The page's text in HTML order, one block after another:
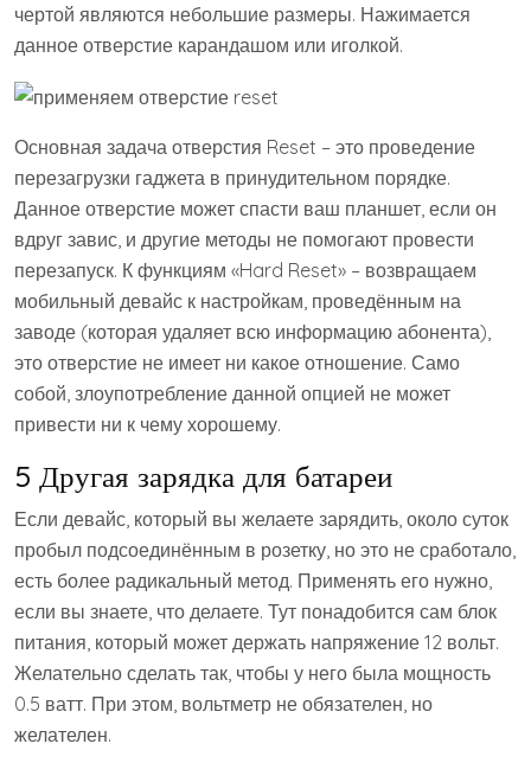
чертой являются небольшие размеры. Нажимается
данное отверстие карандашом или иголкой.
Основная задача отверстия Reset – это проведение
перезагрузки гаджета в принудительном порядке.
Данное отверстие может спасти ваш планшет, если он
вдруг завис, и другие методы не помогают провести
перезапуск. К функциям «Hard Reset» – возвращаем
мобильный девайс к настройкам, проведённым на
заводе (которая удаляет всю информацию абонента),
это отверстие не имеет ни какое отношение. Само
собой, злоупотребление данной опцией не может
привести ни к чему хорошему.
5 Другая зарядка для батареи
Если девайс, который вы желаете зарядить, около суток
пробыл подсоединённым в розетку, но это не сработало,
есть более радикальный метод. Применять его нужно,
если вы знаете, что делаете. Тут понадобится сам блок
питания, который может держать напряжение 12 вольт.
Желательно сделать так, чтобы у него была мощность
0.5 ватт. При этом, вольтметр не обязателен, но
желателен.